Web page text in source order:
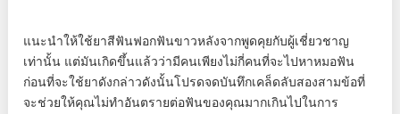
แนะนำให้ใช้ยาสีฟันฟอกฟันขาวหลังจากพูดคุยกับผู้เชี่ยวชาญ
เท่านั้น แต่มันเกิดขึ้นแล้วว่ามีคนเพียงไม่กี่คนที่จะไปหาหมอฟัน
ก่อนที่จะใช้ยาดังกล่าวดังนั้นโปรดจดบันทึกเคล็ดลับสองสามข้อที่
จะช่วยให้คุณไม่ทำอันตรายต่อฟันของคุณมากเกินไปในการ